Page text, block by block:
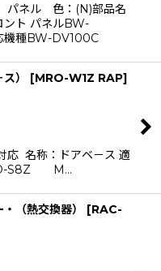
ネル 色：(N)部品名
ント パネルBW-
種BW-DV100C
） [MRO-W1Z RAP]
応 名称：ドアベ－ス 適
S8Z M…
（熱交換器） [RAC-